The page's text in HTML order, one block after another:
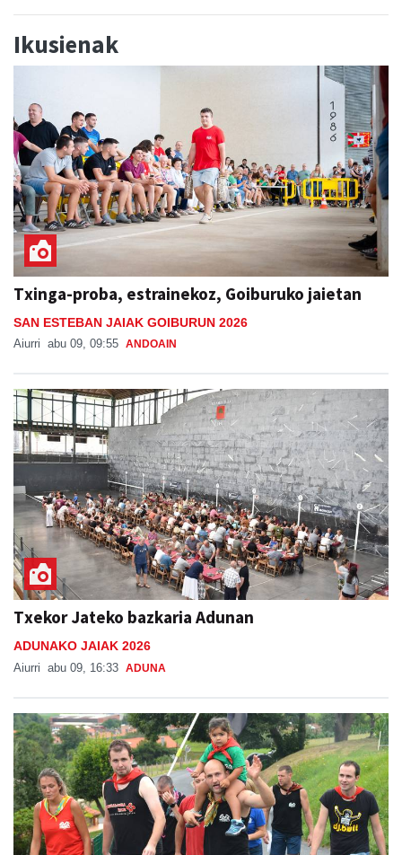
Ikusienak
Txinga-proba, estrainekoz, Goiburuko jaietan
SAN ESTEBAN JAIAK GOIBURUN 2026
Aiurri abu 09, 09:55 ANDOAIN
Txekor Jateko bazkaria Adunan
ADUNAKO JAIAK 2026
Aiurri abu 09, 16:33 ADUNA